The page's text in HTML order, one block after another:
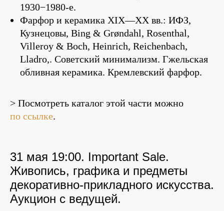
1930−1980-е.
Фарфор и керамика XIX—XX вв.: ИФЗ,
Кузнецовы, Bing & Grøndahl, Rosenthal,
Villeroy & Boch, Heinrich, Reichenbach,
Lladro,. Советский минимализм. Гжельская
обливная керамика. Кремлевский фарфор.
> Посмотреть каталог этой части можно
по ссылке.
31 мая 19:00. Important Sale.
Живопись, графика и предметы
декоративно-прикладного искусства.
Аукцион с ведущей.